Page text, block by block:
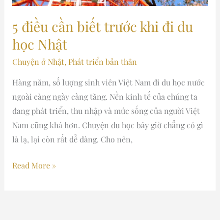
5 điều cần biết trước khi đi du
học Nhật
Chuyện ở Nhật, Phát triển bản thân
Hàng năm, số lượng sinh viên Việt Nam đi du học nước
ngoài càng ngày càng tăng. Nền kinh tế của chúng ta
đang phát triển, thu nhập và mức sống của người Việt
Nam cũng khá hơn. Chuyện du học bây giờ chẳng có gì
là lạ, lại còn rất dễ dàng. Cho nên,
Read More »